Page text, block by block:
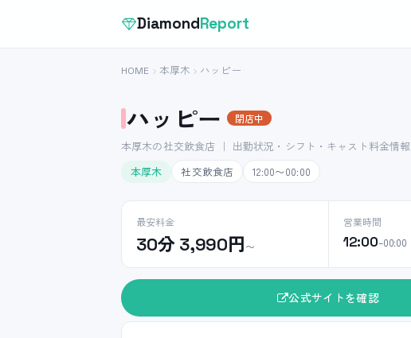
DiamondReport
HOME 本厚木 ハッピー
ハッピー 閉店中
本厚木の社交飲食店 ｜ 出勤状況・シフト・キャスト料金情報
本厚木
社交飲食店 12:00〜00:00
最安料金
30分 3,990円〜
営業時間
12:00–00:00
公式サイトを確認